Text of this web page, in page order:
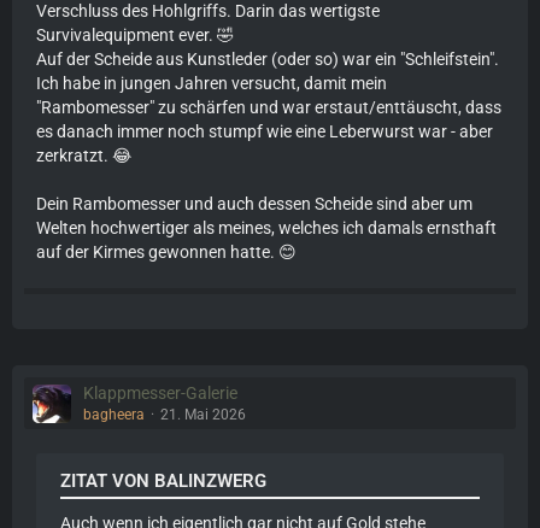
Verschluss des Hohlgriffs. Darin das wertigste
Survivalequipment ever. 🤣
Auf der Scheide aus Kunstleder (oder so) war ein "Schleifstein".
Ich habe in jungen Jahren versucht, damit mein
"Rambomesser" zu schärfen und war erstaut/enttäuscht, dass
es danach immer noch stumpf wie eine Leberwurst war - aber
zerkratzt. 😂
Dein Rambomesser und auch dessen Scheide sind aber um
Welten hochwertiger als meines, welches ich damals ernsthaft
auf der Kirmes gewonnen hatte. 😊
Klappmesser-Galerie
bagheera 21. Mai 2026
ZITAT VON BALINZWERG
Auch wenn ich eigentlich gar nicht auf Gold stehe